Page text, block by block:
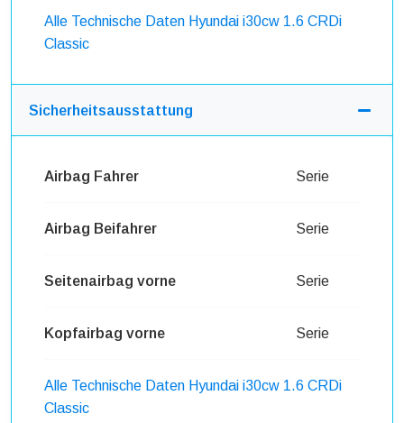
Alle Technische Daten Hyundai i30cw 1.6 CRDi
Classic
Sicherheitsausstattung
Airbag Fahrer Serie
Airbag Beifahrer Serie
Seitenairbag vorne Serie
Kopfairbag vorne Serie
Alle Technische Daten Hyundai i30cw 1.6 CRDi
Classic